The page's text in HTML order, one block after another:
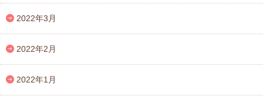
2022年3月
2022年2月
2022年1月